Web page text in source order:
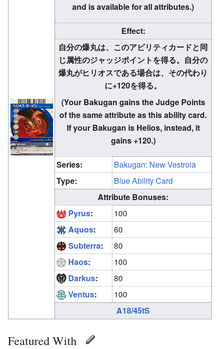
and is available for all attributes.)
Effect:
自分の爆丸は、このアビリティカードと同
じ属性のジャッジポイントを得る。自分の
爆丸がヒリオスである場合は、その代わり
に+120を得る。
(Your Bakugan gains the Judge Points
of the same attribute as this ability card.
If your Bakugan is Helios, instead, it
gains +120.)
Series:
Bakugan: New Vestroia
Type:
Blue Ability Card
Attribute Bonuses:
Pyrus:
100
Aquos:
60
Subterra:
80
Haos:
100
Darkus:
80
Ventus:
100
A18/45tS
Featured With